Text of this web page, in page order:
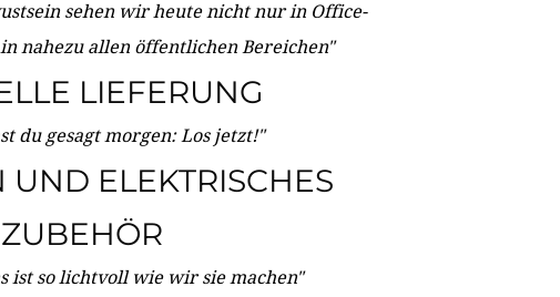
sehen wir heute nicht nur in Office-
nahezu allen öffentlichen Bereichen"
LIEFERUNG
du gesagt morgen: Los jetzt!"
UND ELEKTRISCHES
ZUBEHÖR
ist so lichtvoll wie wir sie machen"